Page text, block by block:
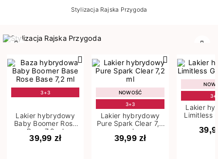
Stylizacja Rajska Przygoda
3+3
Lakier hybrydowy
Baby Boomer Rose
Base 7,2 ml
39,99 zł
NOWOŚĆ
3+3
Lakier hybrydowy
Pure Spark Clear 7,2
ml
39,99 zł
Lakier
Limitless